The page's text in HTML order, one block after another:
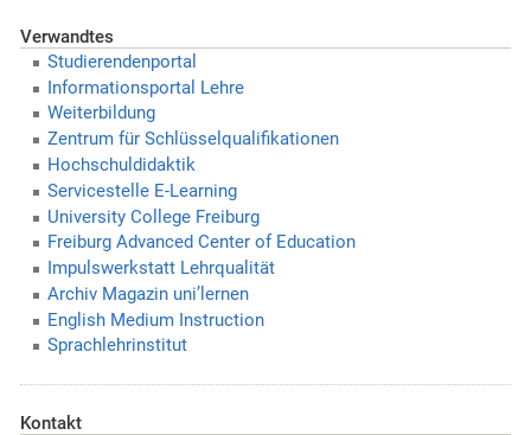
Verwandtes
Studierendenportal
Informationsportal Lehre
Weiterbildung
Zentrum für Schlüsselqualifikationen
Hochschuldidaktik
Servicestelle E-Learning
University College Freiburg
Freiburg Advanced Center of Education
Impulswerkstatt Lehrqualität
Archiv Magazin uni’lernen
English Medium Instruction
Sprachlehrinstitut
Kontakt